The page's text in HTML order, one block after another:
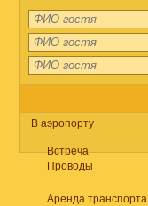
В аэропорту
Встреча
Проводы
Аренда транспорта